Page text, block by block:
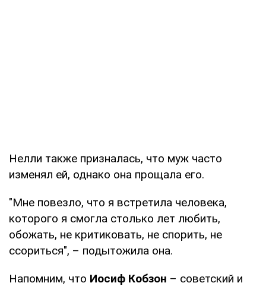
Нелли также призналась, что муж часто
изменял ей, однако она прощала его.
"Мне повезло, что я встретила человека,
которого я смогла столько лет любить,
обожать, не критиковать, не спорить, не
ссориться", – подытожила она.
Напомним, что Иосиф Кобзон – советский и